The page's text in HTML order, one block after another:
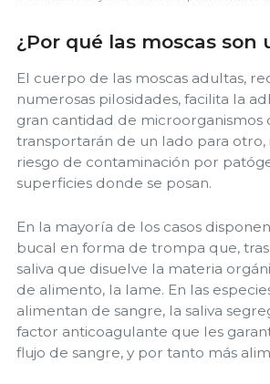
¿Por qué las moscas son
El cuerpo de las moscas adultas,
numerosas pilosidades, facilita la
gran cantidad de microorganismos
transportarán de un lado para
riesgo de contaminación por
superficies donde se posan.
En la mayoría de los casos
bucal en forma de trompa que,
saliva que disuelve la materia
de alimento, la lame. En las
alimentan de sangre, la saliva
factor anticoagulante que les
flujo de sangre, y por tanto más